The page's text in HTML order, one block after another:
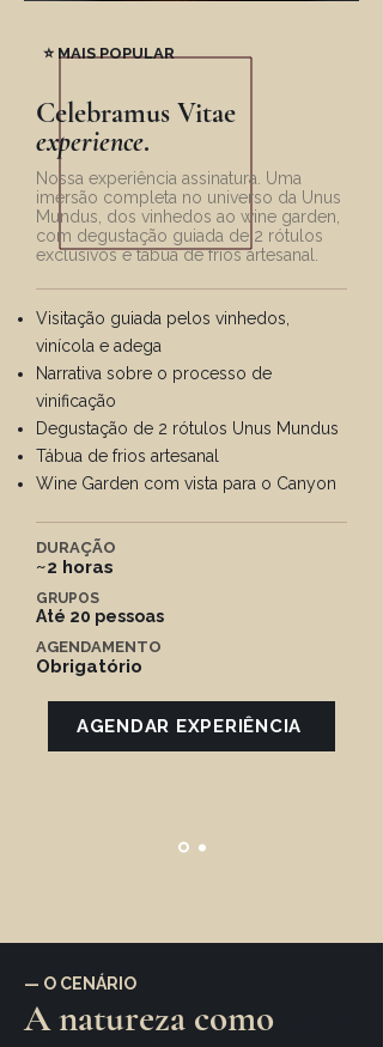
⭐ MAIS POPULAR
Celebramus Vitae
experience.
Nossa experiência assinatura. Uma
imersão completa no universo da Unus
Mundus, dos vinhedos ao wine garden,
com degustação guiada de 2 rótulos
exclusivos e tábua de frios artesanal.
Visitação guiada pelos vinhedos,
vinícola e adega
Narrativa sobre o processo de
vinificação
Degustação de 2 rótulos Unus Mundus
Tábua de frios artesanal
Wine Garden com vista para o Canyon
DURAÇÃO
~2 horas
GRUPOS
Até 20 pessoas
AGENDAMENTO
Obrigatório
AGENDAR EXPERIÊNCIA
— O CENÁRIO
A natureza como